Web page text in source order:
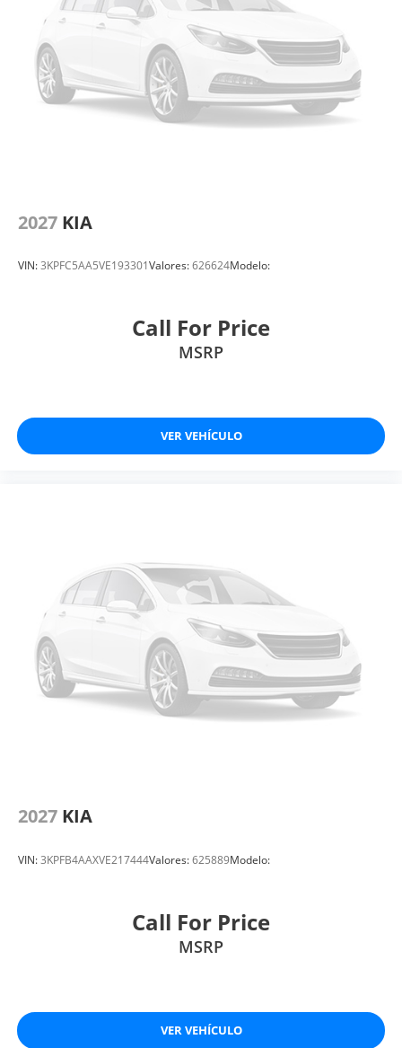
2027 KIA
VIN:3KPFC5AA5VE193301Valores:626624Modelo:
Call For Price
MSRP
VER VEHÍCULO
2027 KIA
VIN:3KPFB4AAXVE217444Valores:625889Modelo:
Call For Price
MSRP
VER VEHÍCULO